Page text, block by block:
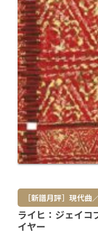
［新譜月評］現代曲
ライヒ：ジェイコ
イヤー